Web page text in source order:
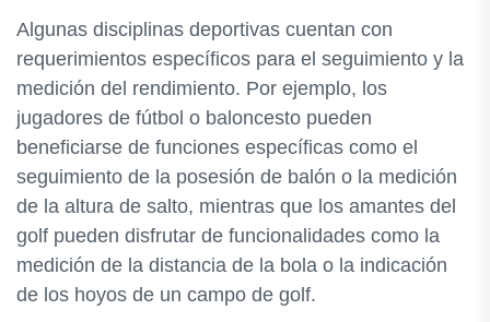
Algunas disciplinas deportivas cuentan con
requerimientos específicos para el seguimiento y la
medición del rendimiento. Por ejemplo, los
jugadores de fútbol o baloncesto pueden
beneficiarse de funciones específicas como el
seguimiento de la posesión de balón o la medición
de la altura de salto, mientras que los amantes del
golf pueden disfrutar de funcionalidades como la
medición de la distancia de la bola o la indicación
de los hoyos de un campo de golf.